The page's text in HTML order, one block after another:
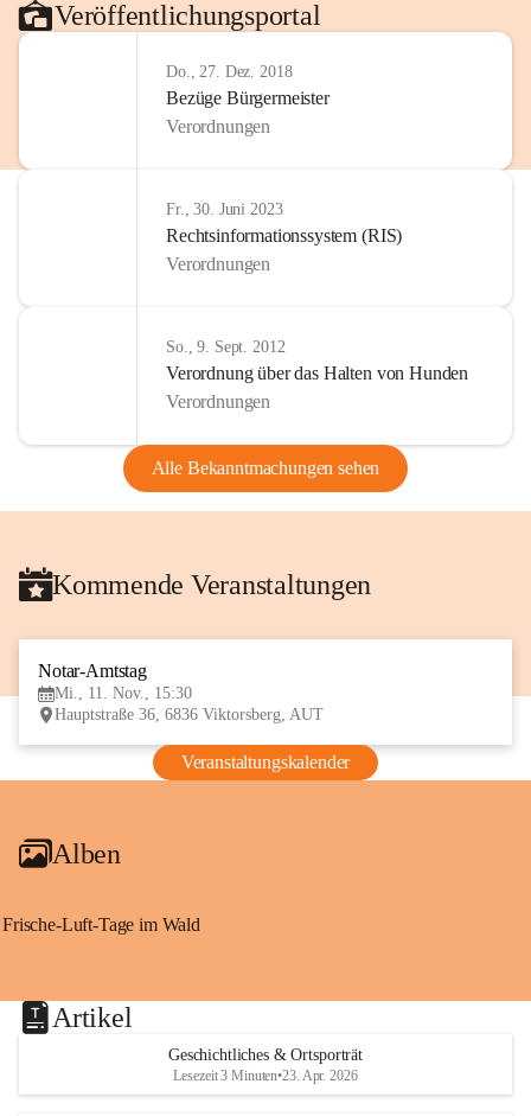
Veröffentlichungsportal
Do., 27. Dez. 2018
Bezüge Bürgermeister
Verordnungen
Fr., 30. Juni 2023
Rechtsinformationssystem (RIS)
Verordnungen
So., 9. Sept. 2012
Verordnung über das Halten von Hunden
Verordnungen
Alle Bekanntmachungen sehen
Kommende Veranstaltungen
Notar-Amtstag
Mi., 11. Nov., 15:30
Hauptstraße 36, 6836 Viktorsberg, AUT
Veranstaltungskalender
Alben
Frische-Luft-Tage im Wald
Artikel
Geschichtliches & Ortsporträt
Lesezeit 3 Minuten•23. Apr. 2026